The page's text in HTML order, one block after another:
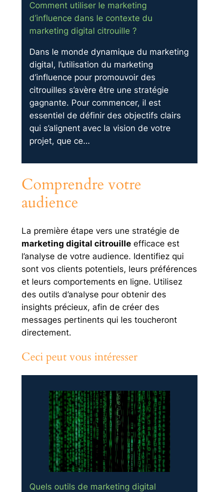
Comment utiliser le marketing
d’influence dans le contexte du
marketing digital citrouille ?
Dans le monde dynamique du marketing
digital, l’utilisation du marketing
d’influence pour promouvoir des
citrouilles s’avère être une stratégie
gagnante. Pour commencer, il est
essentiel de définir des objectifs clairs
qui s’alignent avec la vision de votre
projet, que ce…
Comprendre votre
audience
La première étape vers une stratégie de
marketing digital citrouilleefficace est
l’analyse de votre audience. Identifiez qui
sont vos clients potentiels, leurs préférences
et leurs comportements en ligne. Utilisez
des outils d’analyse pour obtenir des
insights précieux, afin de créer des
messages pertinents qui les toucheront
directement.
Ceci peut vous intéresser
Quels outils de marketing digital